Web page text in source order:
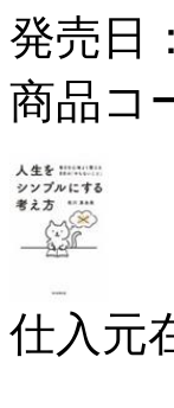
発売日
商品コ
仕入元